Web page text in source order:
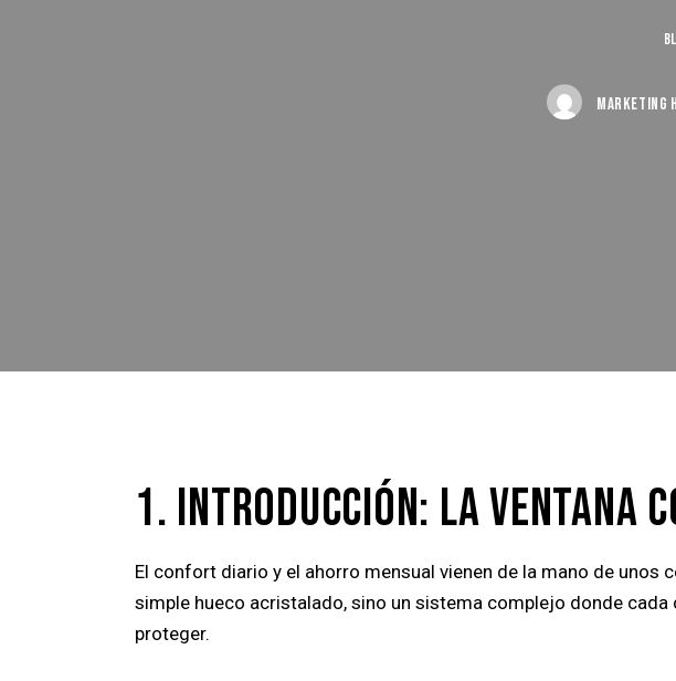
MARKETING
1. INTRODUCCIÓN: LA VENTANA
El confort diario y el ahorro mensual vienen de la mano de unos
simple hueco acristalado, sino un sistema complejo donde
proteger.